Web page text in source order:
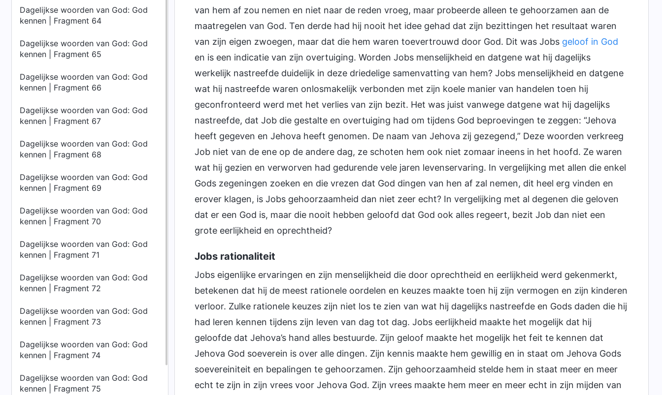
Dagelijkse woorden van God: God
kennen | Fragment 64
Dagelijkse woorden van God: God
kennen | Fragment 65
Dagelijkse woorden van God: God
kennen | Fragment 66
Dagelijkse woorden van God: God
kennen | Fragment 67
Dagelijkse woorden van God: God
kennen | Fragment 68
Dagelijkse woorden van God: God
kennen | Fragment 69
Dagelijkse woorden van God: God
kennen | Fragment 70
Dagelijkse woorden van God: God
kennen | Fragment 71
Dagelijkse woorden van God: God
kennen | Fragment 72
Dagelijkse woorden van God: God
kennen | Fragment 73
Dagelijkse woorden van God: God
kennen | Fragment 74
Dagelijkse woorden van God: God
kennen | Fragment 75
van hem af zou nemen en niet naar de reden vroeg, maar probeerde alleen te gehoorzamen aan de
maatregelen van God. Ten derde had hij nooit het idee gehad dat zijn bezittingen het resultaat waren
van zijn eigen zwoegen, maar dat die hem waren toevertrouwd door God. Dit was Jobs geloof in God
en is een indicatie van zijn overtuiging. Worden Jobs menselijkheid en datgene wat hij dagelijks
werkelijk nastreefde duidelijk in deze driedelige samenvatting van hem? Jobs menselijkheid en datgene
wat hij nastreefde waren onlosmakelijk verbonden met zijn koele manier van handelen toen hij
geconfronteerd werd met het verlies van zijn bezit. Het was juist vanwege datgene wat hij dagelijks
nastreefde, dat Job die gestalte en overtuiging had om tijdens God beproevingen te zeggen: “Jehova
heeft gegeven en Jehova heeft genomen. De naam van Jehova zij gezegend,” Deze woorden verkreeg
Job niet van de ene op de andere dag, ze schoten hem ook niet zomaar ineens in het hoofd. Ze waren
wat hij gezien en verworven had gedurende vele jaren levenservaring. In vergelijking met allen die enkel
Gods zegeningen zoeken en die vrezen dat God dingen van hen af zal nemen, dit heel erg vinden en
erover klagen, is Jobs gehoorzaamheid dan niet zeer echt? In vergelijking met al degenen die geloven
dat er een God is, maar die nooit hebben geloofd dat God ook alles regeert, bezit Job dan niet een
grote eerlijkheid en oprechtheid?
Jobs rationaliteit
Jobs eigenlijke ervaringen en zijn menselijkheid die door oprechtheid en eerlijkheid werd gekenmerkt,
betekenen dat hij de meest rationele oordelen en keuzes maakte toen hij zijn vermogen en zijn kinderen
verloor. Zulke rationele keuzes zijn niet los te zien van wat hij dagelijks nastreefde en Gods daden die hij
had leren kennen tijdens zijn leven van dag tot dag. Jobs eerlijkheid maakte het mogelijk dat hij
geloofde dat Jehova’s hand alles bestuurde. Zijn geloof maakte het mogelijk het feit te kennen dat
Jehova God soeverein is over alle dingen. Zijn kennis maakte hem gewillig en in staat om Jehova Gods
soevereiniteit en bepalingen te gehoorzamen. Zijn gehoorzaamheid stelde hem in staat meer en meer
echt te zijn in zijn vrees voor Jehova God. Zijn vrees maakte hem meer en meer echt in zijn mijden van